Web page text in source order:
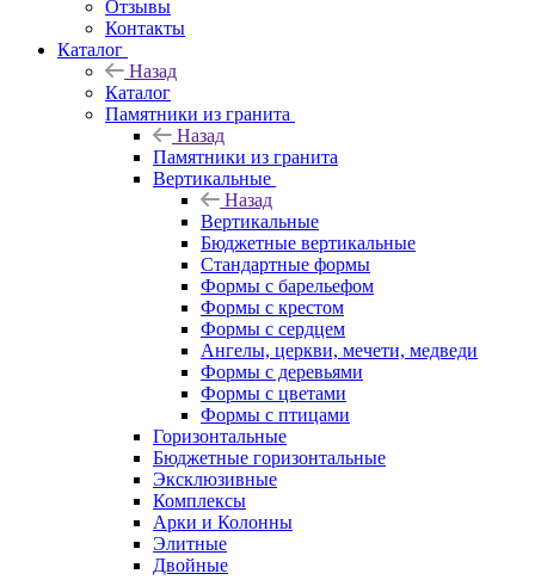
Отзывы
Контакты
Каталог
Назад
Каталог
Памятники из гранита
Назад
Памятники из гранита
Вертикальные
Назад
Вертикальные
Бюджетные вертикальные
Стандартные формы
Формы с барельефом
Формы с крестом
Формы с сердцем
Ангелы, церкви, мечети, медведи
Формы с деревьями
Формы с цветами
Формы с птицами
Горизонтальные
Бюджетные горизонтальные
Эксклюзивные
Комплексы
Арки и Колонны
Элитные
Двойные